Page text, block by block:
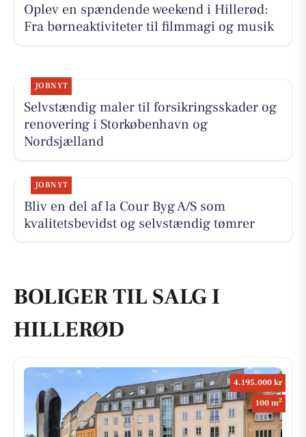
Oplev en spændende weekend i Hillerød:
Fra børneaktiviteter til filmmagi og musik
JOBNYT
Selvstændig maler til forsikringsskader og
renovering i Storkøbenhavn og
Nordsjælland
JOBNYT
Bliv en del af la Cour Byg A/S som
kvalitetsbevidst og selvstændig tømrer
BOLIGER TIL SALG I
HILLERØD
4.195.000 kr
100 m2